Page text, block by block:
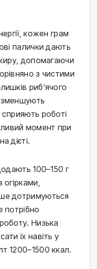
кожен грам
палички дають
допомагаючи
з чистими
риб’ячого
зменшують
роботі
момент при
дієті.
100–150 г
дотримуються
потрібно
Низька
їх навіть у
1200–1500 ккал.